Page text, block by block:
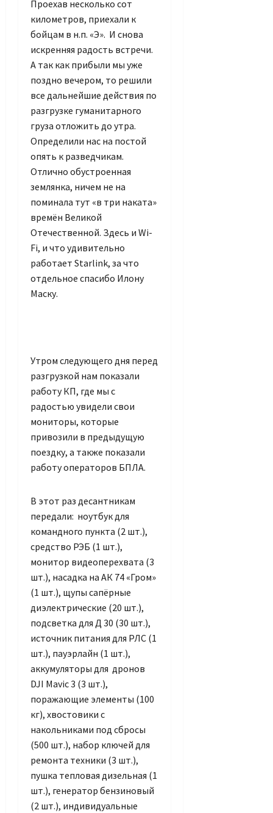
Проехав несколько сот
километров, приехали к
бойцам в н.п. «Э». И снова
искренняя радость встречи.
А так как прибыли мы уже
поздно вечером, то решили
все дальнейшие действия по
разгрузке гуманитарного
груза отложить до утра.
Определили нас на постой
опять к разведчикам.
Отлично обустроенная
землянка, ничем не на
поминала тут «в три наката»
времён Великой
Отечественной. Здесь и Wi-
Fi, и что удивительно
работает Starlink, за что
отдельное спасибо Илону
Маску.
Утром следующего дня перед
разгрузкой нам показали
работу КП, где мы с
радостью увидели свои
мониторы, которые
привозили в предыдущую
поездку, а также показали
работу операторов БПЛА.
В этот раз десантникам
передали: ноутбук для
командного пункта (2 шт.),
средство РЭБ (1 шт.),
монитор видеоперехвата (3
шт.), насадка на АК 74 «Гром»
(1 шт.), щупы сапёрные
диэлектрические (20 шт.),
подсветка для Д 30 (30 шт.),
источник питания для РЛС (1
шт.), пауэрлайн (1 шт.),
аккумуляторы для дронов
DJI Mavic 3 (3 шт.),
поражающие элементы (100
кг), хвостовики с
накольниками под сбросы
(500 шт.), набор ключей для
ремонта техники (3 шт.),
пушка тепловая дизельная (1
шт.), генератор бензиновый
(2 шт.), индивидуальные